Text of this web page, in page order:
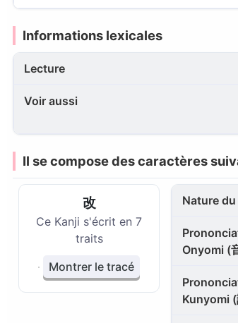
Informations lexicales
Lecture
Voir aussi
Il se compose des caractères
改
Ce Kanji s'écrit en 7
traits
Montrer le tracé
Nature
Onyomi (
Kunyomi